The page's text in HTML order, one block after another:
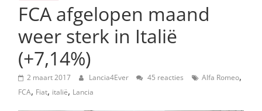
Italiaans
lifestyle
FCA afgelopen maand
weer sterk in Italië
(+7,14%)
2 maart 2017 Lancia4Ever 45 reacties Alfa Romeo,
FCA, Fiat, italië, Lancia